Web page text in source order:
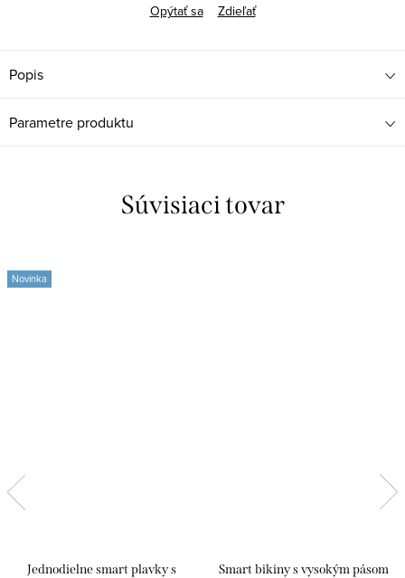
Opýtať sa
Zdieľať
Popis
Parametre produktu
Súvisiaci tovar
Novinka
Jednodielne smart plavky s
Smart bikiny s vysokým pásom